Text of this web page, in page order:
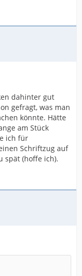
dahinter gut
gefragt, was man
könnte. Hätte
am Stück
ich für
Schriftzug auf
spät (hoffe ich).